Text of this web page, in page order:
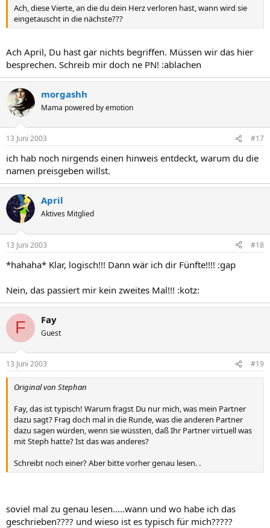
Ach, diese Vierte, an die du dein Herz verloren hast, wann wird sie
eingetauscht in die nächste???
Ach April, Du hast gar nichts begriffen. Müssen wir das hier
besprechen. Schreib mir doch ne PN! :ablachen
morgashh
Mama powered by emotion
13 Juni 2003 #17
ich hab noch nirgends einen hinweis entdeckt, warum du die
namen preisgeben willst.
April
Aktives Mitglied
13 Juni 2003 #18
*hahaha* Klar, logisch!!! Dann wär ich dir Fünfte!!!! :gap
Nein, das passiert mir kein zweites Mal!!! :kotz:
F Fay
Guest
13 Juni 2003 #19
Original von Stephan
Fay, das ist typisch! Warum fragst Du nur mich, was mein Partner
dazu sagt? Frag doch mal in die Runde, was die anderen Partner
dazu sagen würden, wenn sie wüssten, daß Ihr Partner virtuell was
mit Steph hatte? Ist das was anderes?
Schreibt noch einer? Aber bitte vorher genau lesen. .
soviel mal zu genau lesen.....wann und wo habe ich das
geschrieben???? und wieso ist es typisch für mich?????